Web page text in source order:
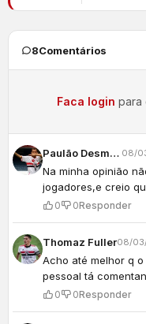
8Comentários
Faca login para
Paulão Desmaio 08/
Na minha opinião
jogadores,e creio
0 0Responder
Thomaz Fuller08/
Acho até melhor q
pessoal tá
0 0Responder